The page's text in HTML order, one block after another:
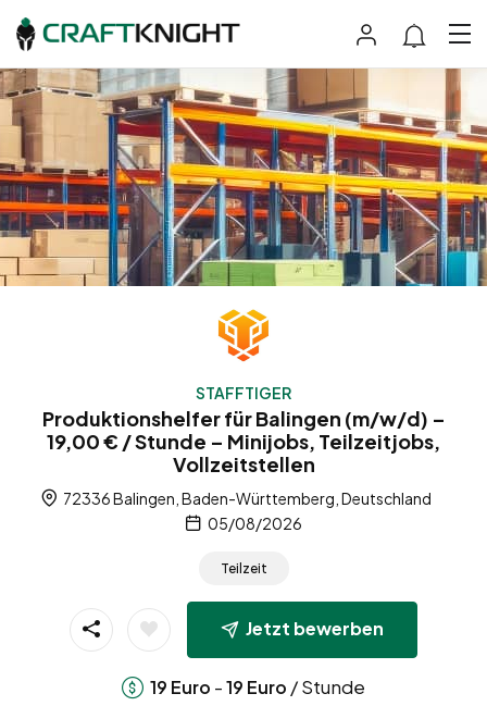
STAFFTIGER
Produktionshelfer für Balingen (m/w/d) –
19,00 € / Stunde – Minijobs, Teilzeitjobs,
Vollzeitstellen
72336 Balingen, Baden-Württemberg, Deutschland
05/08/2026
Teilzeit
Jetzt bewerben
19 Euro -19 Euro / Stunde